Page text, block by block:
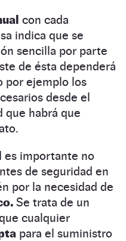
con cada
indica que se
sencilla por parte
de ésta dependerá
por ejemplo los
desde el
que habrá que
es importante no
de seguridad en
por la necesidad de
Se trata de un
cualquier
para el suministro